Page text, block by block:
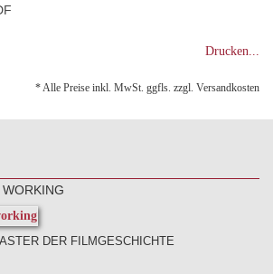
Drucken...
* Alle Preise inkl. MwSt. ggfls. zzgl. Versandkosten
DER FILMGESCHICHTE